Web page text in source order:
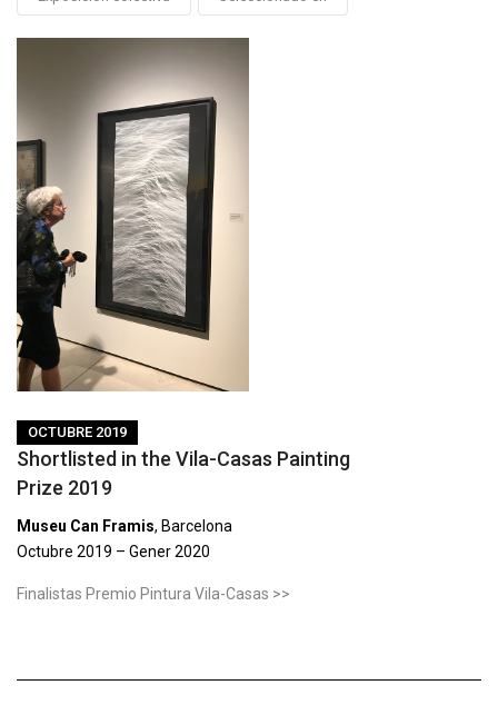
OCTUBRE 2019
Shortlisted in the Vila-Casas Painting
Prize 2019
Museu Can Framis, Barcelona
Octubre 2019 – Gener 2020
Finalistas Premio Pintura Vila-Casas >>